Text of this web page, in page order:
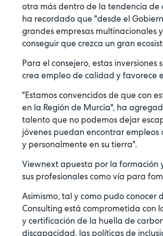
otra más dentro de la tendencia de
ha recordado que "desde el
grandes empresas multinacionales
conseguir que crezca un gran
Para el consejero, estas
crea empleo de calidad y favorece
"Estamos convencidos de que con
en la Región de Murcia", ha
talento que no podemos dejar
jóvenes puedan encontrar
y personalmente en su tierra".
Viewnext apuesta por la formación
sus profesionales como vía para
Asimismo, tal y como pudo
Consulting está comprometida con
y certificación de la huella de
discapacidad, las políticas de